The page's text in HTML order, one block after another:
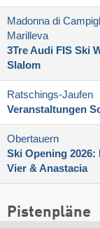
Madonna di
Marilleva
3Tre Audi FIS Ski
Slalom
Ratschings-Jaufen
Veranstaltungen
Obertauern
Ski Opening 2026:
Vier & Anastacia
Pistenpläne